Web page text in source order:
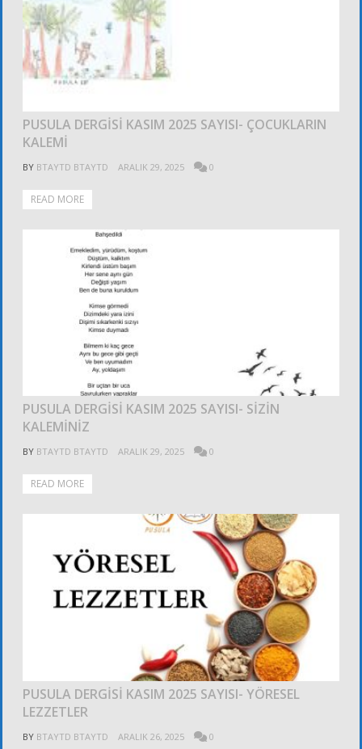
PUSULA DERGİSİ KASIM 2025 SAYISI- ÇOCUKLARIN
KALEMİ
BY BTAYTD BTAYTD ARALIK 29, 2025 0
READ MORE
PUSULA DERGİSİ KASIM 2025 SAYISI- SİZİN
KALEMİNİZ
BY BTAYTD BTAYTD ARALIK 29, 2025 0
READ MORE
PUSULA DERGİSİ KASIM 2025 SAYISI- YÖRESEL
LEZZETLER
BY BTAYTD BTAYTD ARALIK 26, 2025 0